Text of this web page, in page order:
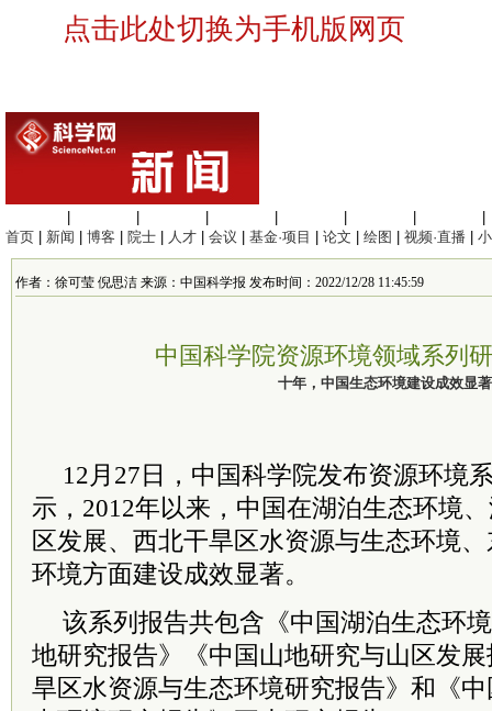
点击此处切换为手机版网页
首页
新闻 博客 院士 人才 会议 基金·项目 论文 绘图 视频·直播
作者：徐可莹 倪思洁 来源：中国科学报 发布时间：2022/12/28 11:45:59
中国科学院资源环境领域系列
十年，中国生态环境建设成效显著
12月27日，中国科学院发布资源环境
示，2012年以来，中国在湖泊生态环境
区发展、西北干旱区水资源与生态环境
环境方面建设成效显著。
该系列报告共包含《中国湖泊生态环
地研究报告》《中国山地研究与山区发
旱区水资源与生态环境研究报告》和《